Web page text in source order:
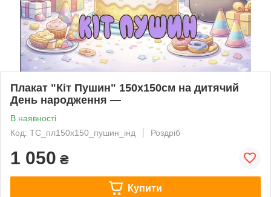
Плакат "Кіт Пушин" 150х150см на дитячий
День народження —
В наявності
Код: ТС_пл150х150_пушин_інд
Роздріб
1 050 ₴
Купити